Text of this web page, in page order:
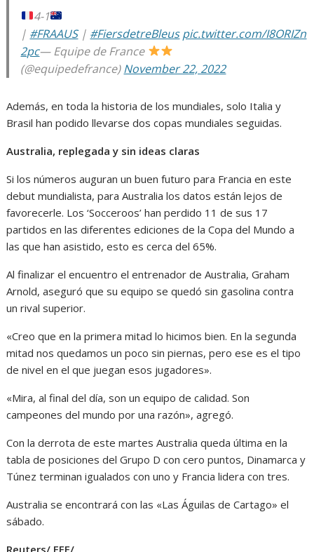
4-1
| #FRAAUS| #FiersdetreBleus pic.twitter.com/I8ORIZn
2pc— Equipe de France
(@equipedefrance)November 22, 2022
Además, en toda la historia de los mundiales, solo Italia y
Brasil han podido llevarse dos copas mundiales seguidas.
Australia, replegada y sin ideas claras
Si los números auguran un buen futuro para Francia en este
debut mundialista, para Australia los datos están lejos de
favorecerle. Los ‘Socceroos’ han perdido 11 de sus 17
partidos en las diferentes ediciones de la Copa del Mundo a
las que han asistido, esto es cerca del 65%.
Al finalizar el encuentro el entrenador de Australia, Graham
Arnold, aseguró que su equipo se quedó sin gasolina contra
un rival superior.
«Creo que en la primera mitad lo hicimos bien. En la segunda
mitad nos quedamos un poco sin piernas, pero ese es el tipo
de nivel en el que juegan esos jugadores».
«Mira, al final del día, son un equipo de calidad. Son
campeones del mundo por una razón», agregó.
Con la derrota de este martes Australia queda última en la
tabla de posiciones del Grupo D con cero puntos, Dinamarca y
Túnez terminan igualados con uno y Francia lidera con tres.
Australia se encontrará con las «Las Águilas de Cartago» el
sábado.
Reuters/ EFE/